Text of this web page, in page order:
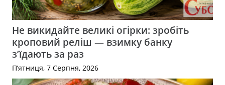
Не викидайте великі огірки: зробіть
кроповий реліш — взимку банку
з’їдають за раз
П’ятниця, 7 Серпня, 2026